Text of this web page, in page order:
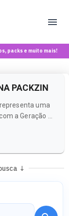
packs e muito mais!
PACKZIN
uma
a Geração Z.
essa
↓